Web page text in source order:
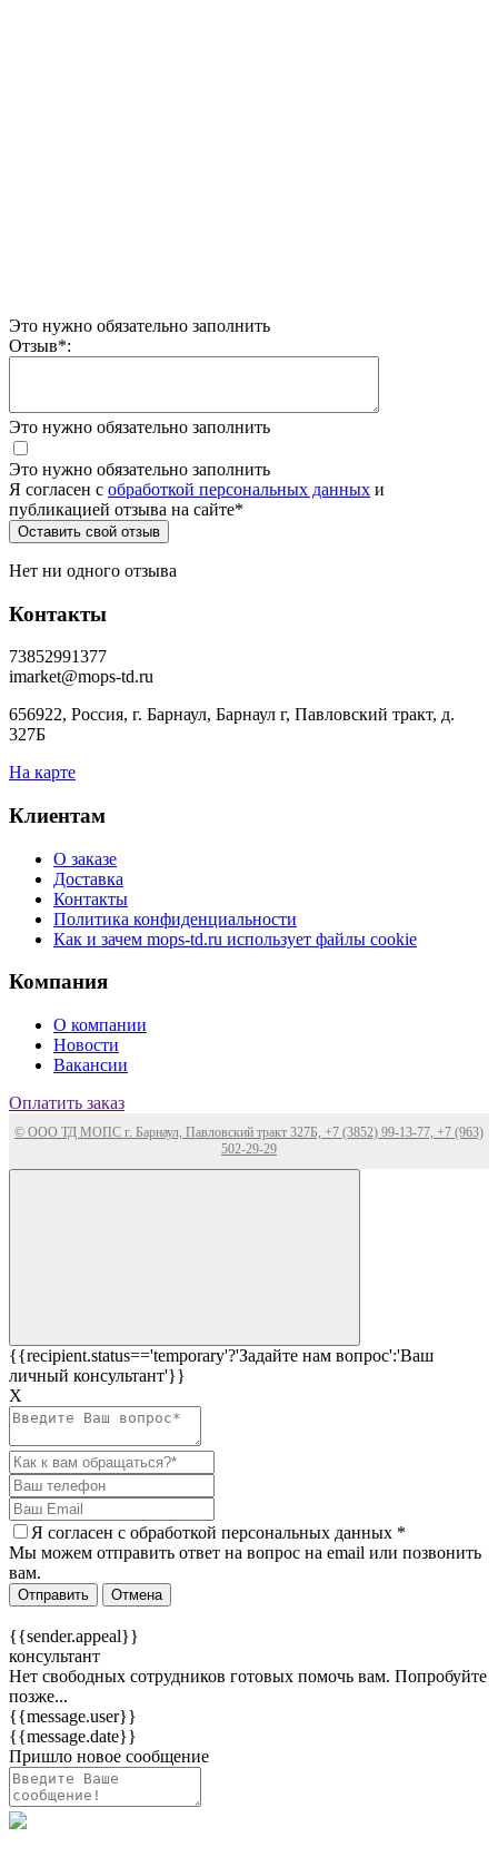
Это нужно обязательно заполнить
Отзыв*:
Это нужно обязательно заполнить
Это нужно обязательно заполнить
Я согласен c обработкой персональных данных и
публикацией отзыва на сайте*
Нет ни одного отзыва
Контакты
73852991377
imarket@mops-td.ru
656922, Россия, г. Барнаул, Барнаул г, Павловский тракт, д.
327Б
На карте
Клиентам
О заказе
Доставка
Контакты
Политика конфиденциальности
Как и зачем mops-td.ru использует файлы cookie
Компания
О компании
Новости
Вакансии
Оплатить заказ
© ООО ТД МОПС г. Барнаул, Павловский тракт 327Б, +7 (3852) 99-13-77, +7 (963)
502-29-29
{{recipient.status=='temporary'?'Задайте нам вопрос':'Ваш
личный консультант'}}
Х
Я согласен c обработкой персональных данных *
Мы можем отправить ответ на вопрос на email или позвонить
вам.
Отправить Отмена
{{sender.appeal}}
консультант
Нет свободных сотрудников готовых помочь вам. Попробуйте
позже...
{{message.user}}
{{message.date}}
Пришло новое сообщение